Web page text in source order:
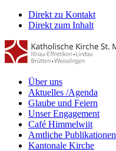
Direkt zu Kontakt
Direkt zum Inhalt
Über uns
Aktuelles /Agenda
Glaube und Feiern
Unser Engagement
Café Himmelwiit
Amtliche Publikationen
Kantonale Kirche